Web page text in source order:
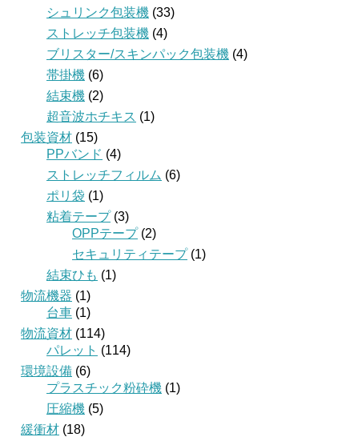
シュリンク包装機 (33)
ストレッチ包装機 (4)
ブリスター/スキンパック包装機 (4)
帯掛機 (6)
結束機 (2)
超音波ホチキス (1)
包装資材 (15)
PPバンド (4)
ストレッチフィルム (6)
ポリ袋 (1)
粘着テープ(3)
OPPテープ(2)
セキュリティテープ(1)
結束ひも (1)
物流機器 (1)
台車 (1)
物流資材 (114)
パレット (114)
環境設備 (6)
プラスチック粉砕機 (1)
圧縮機 (5)
緩衝材 (18)